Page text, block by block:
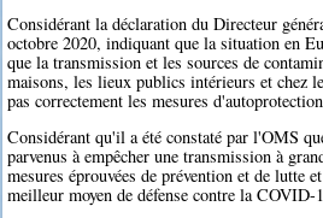
Considérant la déclaration du Directeur
octobre 2020, indiquant que la situation en
que la transmission et les sources de
maisons, les lieux publics intérieurs et chez
pas correctement les mesures
Considérant qu'il a été constaté par l'OMS
parvenus à empêcher une transmission à
mesures éprouvées de prévention et de lutte
meilleur moyen de défense contre la COVID-